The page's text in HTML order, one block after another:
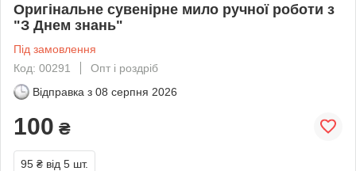
Оригінальне сувенірне мило ручної роботи з
"З Днем знань"
Під замовлення
Код: 00291
Опт і роздріб
Відправка з 08 серпня 2026
100 ₴
95 ₴ від 5 шт.